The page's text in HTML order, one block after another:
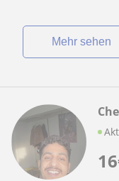
Mehr sehen
16